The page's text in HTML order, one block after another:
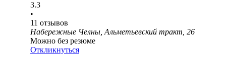
3.3
•
11 отзывов
Набережные Челны, Альметьевский тракт, 26
Можно без резюме
Откликнуться